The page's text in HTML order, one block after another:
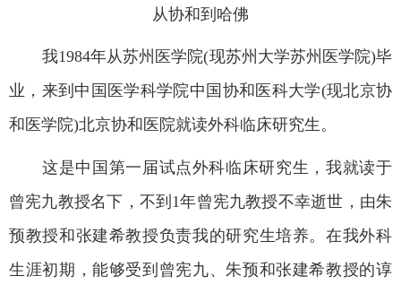
从协和到哈佛
我1984年从苏州医学院(现苏州大学苏州医学院)毕
业，来到中国医学科学院中国协和医科大学(现北京协
和医学院)北京协和医院就读外科临床研究生。
这是中国第一届试点外科临床研究生，我就读于
曾宪九教授名下，不到 1年曾宪九教授不幸逝世，由朱
预教授和张建希教授负责我的研究生培养。在我外科
生涯初期，能够受到曾宪九、朱预和张建希教授的谆